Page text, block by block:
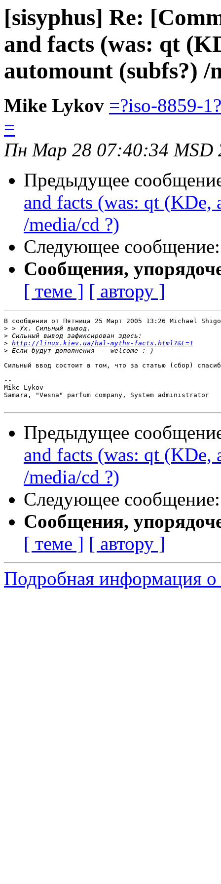
[sisyphus] Re:
and facts (was: qt
automount (subfs?) /
Mike Lykov =?iso-8859-
=
Пн Мар 28 07:40:34 MSD
Предыдущее
and facts (was: qt (KDe,
/media/cd ?)
Следующее
Сообщения,
[ теме ] [ автору ]
В сообщении от Пятница 25 Март 2005 13:26 Michael
>
>
> http://linux.kiev.ua/hal-myths-facts.html?&L=1
>
Сильный ввод состоит в том, что за статью (сбор)
--
Mike Lykov
Samara, "Vesna" parfum company, System administrator
Предыдущее
and facts (was: qt (KDe,
/media/cd ?)
Следующее
Сообщения,
[ теме ] [ автору ]
Подробная информация о